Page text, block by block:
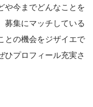
や今までどんなことを
募集にマッチしている
との機会をジザイエで
ひプロフィール充実さ